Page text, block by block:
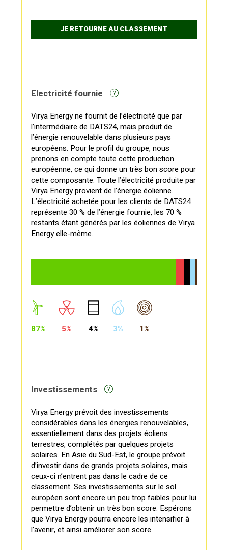
JE RETOURNE AU CLASSEMENT
Electricité fournie ?
87% 5% 4% 3% 1%
Virya Energy ne fournit de l’électricité que par
l’intermédiaire de DATS24, mais produit de
l’énergie renouvelable dans plusieurs pays
européens. Pour le profil du groupe, nous
prenons en compte toute cette production
européenne, ce qui donne un très bon score pour
cette composante. Toute l’électricité produite par
Virya Energy provient de l’énergie éolienne.
L’électricité achetée pour les clients de DATS24
représente 30 % de l’énergie fournie, les 70 %
restants étant générés par les éoliennes de Virya
Energy elle-même.
Investissements ?
Virya Energy prévoit des investissements
considérables dans les énergies renouvelables,
essentiellement dans des projets éoliens
terrestres, complétés par quelques projets
solaires. En Asie du Sud-Est, le groupe prévoit
d’investir dans de grands projets solaires, mais
ceux-ci n’entrent pas dans le cadre de ce
classement. Ses investissements sur le sol
européen sont encore un peu trop faibles pour lui
permettre d’obtenir un très bon score. Espérons
que Virya Energy pourra encore les intensifier à
l’avenir, et ainsi améliorer son score.